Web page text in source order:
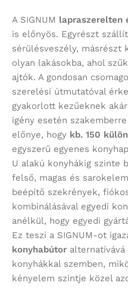
A SIGNUM lapraszerelten
is előnyös. Egyrészt
sérülésveszély, másrészt
olyan lakásokba, ahol
ajtók. A gondosan
szerelési útmutatóval
gyakorlott kezűeknek
igény esetén
előnye, hogy kb. 150
egyszerű egyenes
U alakú konyhákig szinte
felső, magas és
beépítő szekrények,
kombinálásával egyedi
anélkül, hogy egyedi
Ez teszi a SIGNUM-ot
konyhabútor
konyhákkal szemben,
kényelem szintje közel